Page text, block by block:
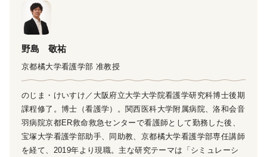
野島 敬祐
京都橘大学看護学部 准教授
のじま・けいすけ／大阪府立大学大学院看護学研究科博士後期
課程修了。博士（看護学）。関西医科大学附属病院、洛和会音
羽病院京都ER救命救急センターで看護師として勤務した後、
宝塚大学看護学部助手、同助教、京都橘大学看護学部専任講師
を経て、2019年より現職。主な研究テーマは「シミュレーシ